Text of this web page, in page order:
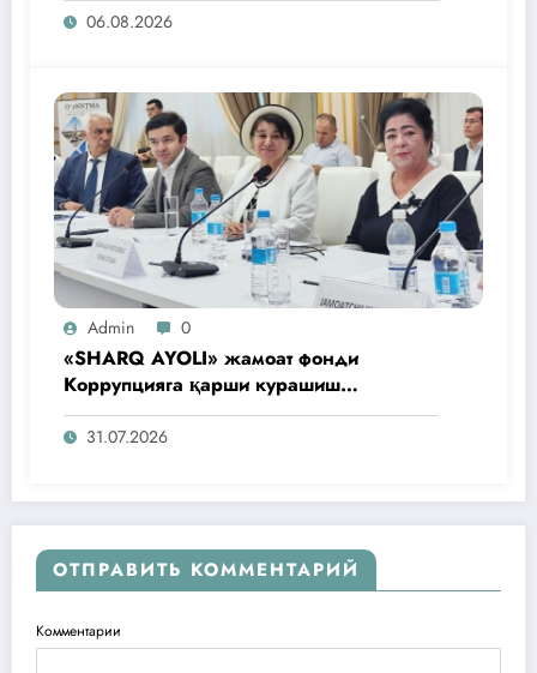
06.08.2026
Admin 0
«SHARQ AYOLI» жамоат фонди
Коррупцияга қарши курашиш
агентлигидаги жамоат эшитувида
ташаббусларини тақдим этди
31.07.2026
ОТПРАВИТЬ КОММЕНТАРИЙ
Комментарии